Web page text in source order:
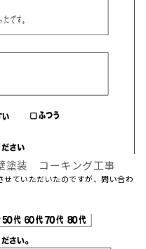
装 コーキング工事
ていただいたのですが、問い合わ